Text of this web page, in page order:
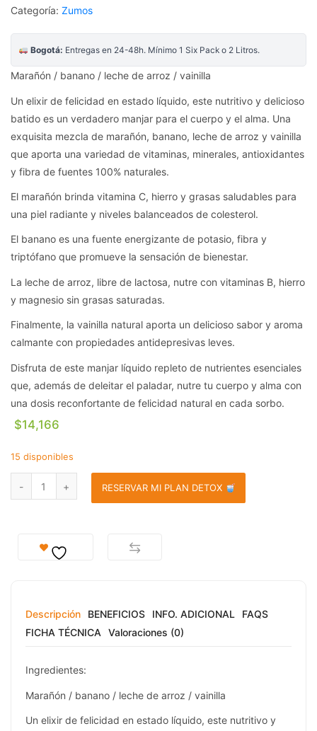
Categoría: Zumos
Bogotá: Entregas en 24-48h. Mínimo 1 Six Pack o 2 Litros.
Marañón / banano / leche de arroz / vainilla
Un elixir de felicidad en estado líquido, este nutritivo y delicioso
batido es un verdadero manjar para el cuerpo y el alma. Una
exquisita mezcla de marañón, banano, leche de arroz y vainilla
que aporta una variedad de vitaminas, minerales, antioxidantes
y fibra de fuentes 100% naturales.
El marañón brinda vitamina C, hierro y grasas saludables para
una piel radiante y niveles balanceados de colesterol.
El banano es una fuente energizante de potasio, fibra y
triptófano que promueve la sensación de bienestar.
La leche de arroz, libre de lactosa, nutre con vitaminas B, hierro
y magnesio sin grasas saturadas.
Finalmente, la vainilla natural aporta un delicioso sabor y aroma
calmante con propiedades antidepresivas leves.
Disfruta de este manjar líquido repleto de nutrientes esenciales
que, además de deleitar el paladar, nutre tu cuerpo y alma con
una dosis reconfortante de felicidad natural en cada sorbo.
$14,166
15 disponibles
RESERVAR MI PLAN DETOX
Descripción BENEFICIOS INFO. ADICIONAL
FAQS
FICHA TÉCNICA Valoraciones (0)
Ingredientes:
Marañón / banano / leche de arroz / vainilla
Un elixir de felicidad en estado líquido, este nutritivo y